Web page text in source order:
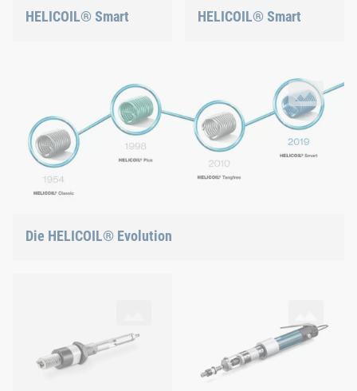
HELICOIL® Smart HELICOIL® Smart
Die HELICOIL® Evolution
HELICOIL® Classic (1954) – HELICOIL® Plus (1998) –